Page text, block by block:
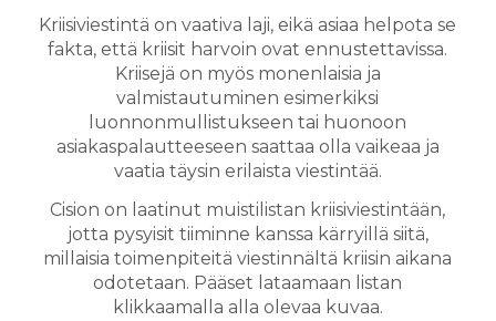
Kriisiviestintä on vaativa laji, eikä asiaa helpota se
fakta, että kriisit harvoin ovat ennustettavissa.
Kriisejä on myös monenlaisia ja
valmistautuminen esimerkiksi
luonnonmullistukseen tai huonoon
asiakaspalautteeseen saattaa olla vaikeaa ja
vaatia täysin erilaista viestintää.
Cision on laatinut muistilistan kriisiviestintään,
jotta pysyisit tiiminne kanssa kärryillä siitä,
millaisia toimenpiteitä viestinnältä kriisin aikana
odotetaan. Pääset lataamaan listan
klikkaamalla alla olevaa kuvaa.